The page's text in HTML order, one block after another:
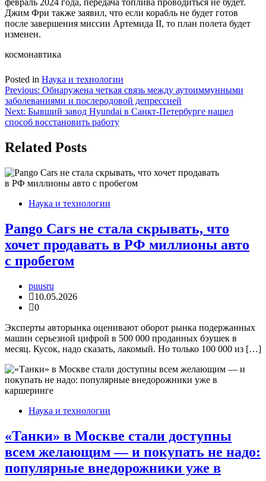
февраль 2024 года, передача топлива проводиться не будет.
Джим Фри также заявил, что если корабль не будет готов
после завершения миссии Артемида II, то план полета будет
изменен.
космонавтика
Posted in Наука и технологии
Навигация
по
записям
Previous: Обнаружена четкая связь между аутоиммунными
заболеваниями и послеродовой депрессией
Next: Бывший завод Hyundai в Санкт-Петербурге нашел
способ восстановить работу
Related Posts
Наука и технологии
Pango Cars не стала скрывать, что
хочет продавать в РФ миллионы авто
с пробегом
puusru
10.05.2026
0
Эксперты авторынка оценивают оборот рынка подержанных
машин серьезной цифрой в 500 000 проданных бэушек в
месяц. Кусок, надо сказать, лакомый. Но только 100 000 из […]
Наука и технологии
«Танки» в Москве стали доступны
всем желающим — и покупать не надо:
популярные внедорожники уже в